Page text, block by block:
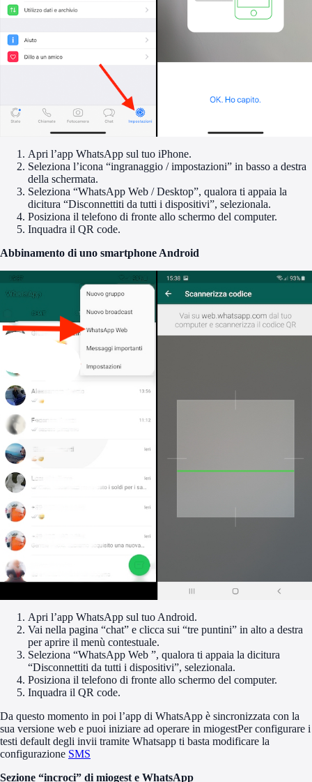
Apri l’app WhatsApp sul tuo iPhone.
Seleziona l’icona “ingranaggio / impostazioni” in basso a destra
della schermata.
Seleziona “WhatsApp Web / Desktop”, qualora ti appaia la
dicitura “Disconnettiti da tutti i dispositivi”, selezionala.
Posiziona il telefono di fronte allo schermo del computer.
Inquadra il QR code.
Abbinamento di uno smartphone Android
Apri l’app WhatsApp sul tuo Android.
Vai nella pagina “chat” e clicca sui “tre puntini” in alto a destra
per aprire il menù contestuale.
Seleziona “WhatsApp Web ”, qualora ti appaia la dicitura
“Disconnettiti da tutti i dispositivi”, selezionala.
Posiziona il telefono di fronte allo schermo del computer.
Inquadra il QR code.
Da questo momento in poi l’app di WhatsApp è sincronizzata con la
sua versione web e puoi iniziare ad operare in miogestPer configurare i
testi default degli invii tramite Whatsapp ti basta modificare la
configurazione SMS
Sezione “incroci” di miogest e WhatsApp